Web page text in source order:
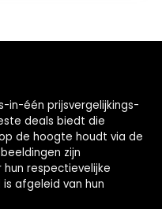
in-één prijsvergelijkings-
deals biedt die
de hoogte houdt via de
zijn
respectievelijke
afgeleid van hun